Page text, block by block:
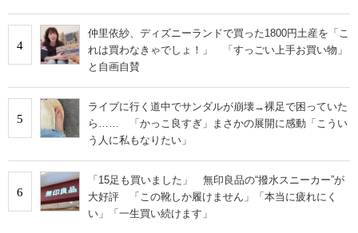
4
仲里依紗、ディズニーランドで買った1800円土産を「こ
れは買わなきゃでしょ！」 「すっごい上手お買い物」
と自画自賛
5
ライブに行く道中でサンダルが崩壊→裸足で困っていた
ら…… 「かっこ良すぎ」まさかの展開に感動「こうい
う人に私もなりたい」
6
「15足も買いました」 無印良品の“撥水スニーカー”が
大好評 「この靴しか履けません」「本当に疲れにく
い」「一生買い続けます」